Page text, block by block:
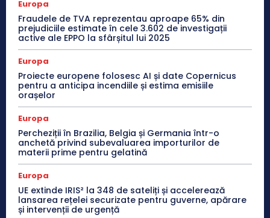
Europa
Fraudele de TVA reprezentau aproape 65% din
prejudiciile estimate în cele 3.602 de investigații
active ale EPPO la sfârșitul lui 2025
Europa
Proiecte europene folosesc AI și date Copernicus
pentru a anticipa incendiile și estima emisiile
orașelor
Europa
Percheziții în Brazilia, Belgia și Germania într-o
anchetă privind subevaluarea importurilor de
materii prime pentru gelatină
Europa
UE extinde IRIS² la 348 de sateliți și accelerează
lansarea rețelei securizate pentru guverne, apărare
și intervenții de urgență